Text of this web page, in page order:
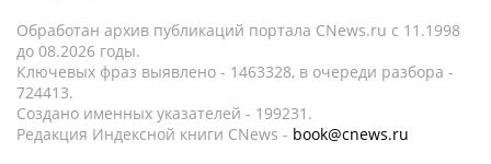
Обработан архив публикаций портала CNews.ru c 11.1998
до 08.2026 годы.
Ключевых фраз выявлено - 1463328, в очереди разбора -
724413.
Создано именных указателей - 199231.
Редакция Индексной книги CNews - book@cnews.ru